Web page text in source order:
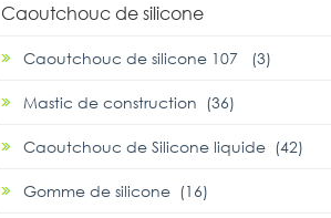
Caoutchouc de silicone
Caoutchouc de silicone 107 (3)
Mastic de construction (36)
Caoutchouc de Silicone liquide (42)
Gomme de silicone (16)